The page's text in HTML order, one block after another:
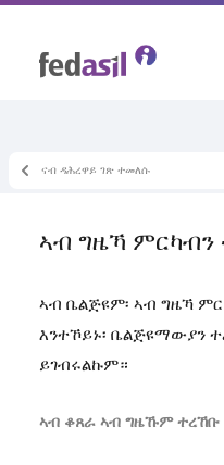
ኵላቶም ኣርእስተ-ቴማታት
ብሓባር ምንባር
ናብ ዳሕረዋይ ገጽ ተመለሱ
ኣብ ግዜኻ
ኣብ ቤልጅዩም፡ ኣብ ግዜኻ
እንተኾይኑ፡ ቤልጅዩማውያን
ይገብሩልኩም።
ኣብ ቆጸራ ኣብ ግዜኹም ተረኸቡ